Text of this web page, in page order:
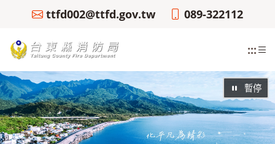
ttfd002@ttfd.gov.tw 089-322112
:::
暫停